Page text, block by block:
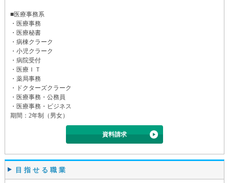
■医療事務系
・医療事務
・医療秘書
・病棟クラーク
・小児クラーク
・病院受付
・医療ＩＴ
・薬局事務
・ドクターズクラーク
・医療事務・公務員
・医療事務・ビジネス
期間：2年制（男女）
資料請求
目指せる職業